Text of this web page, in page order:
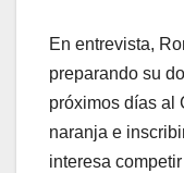
En entrevista,
preparando su
próximos días al
naranja e
interesa